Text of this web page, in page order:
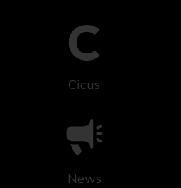
Cicus
News